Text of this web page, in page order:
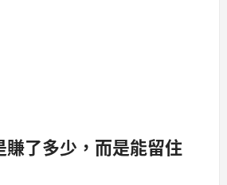
賺了多少，而是能留住